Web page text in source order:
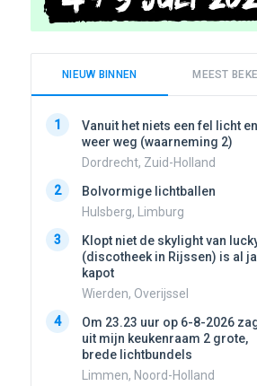
NIEUW BINNEN MEEST
1
Vanuit het niets een fel licht en
weer weg (waarneming 2)
Dordrecht, Zuid-Holland
2
Bolvormige lichtballen
Hulsberg, Limburg
3
Klopt niet de skylight van
(discotheek in Rijssen) is al
kapot
Wierden, Overijssel
4
Om 23.23 uur op 6-8-2026
uit mijn keukenraam 2 grote,
brede lichtbundels
Limmen, Noord-Holland